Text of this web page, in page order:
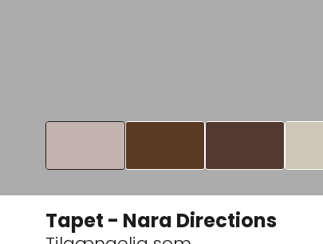
Tapet - Nara Directions